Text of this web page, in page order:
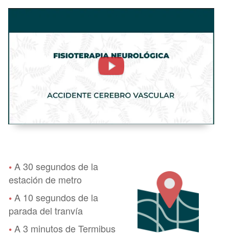
Accidente
Cerebro
Vascular
Fisioterapia
FisioClinics
Bilbo
•A 30 segundos de la
estación de metro
•A 10 segundos de la
parada del tranvía
•A 3 minutos de Termibus